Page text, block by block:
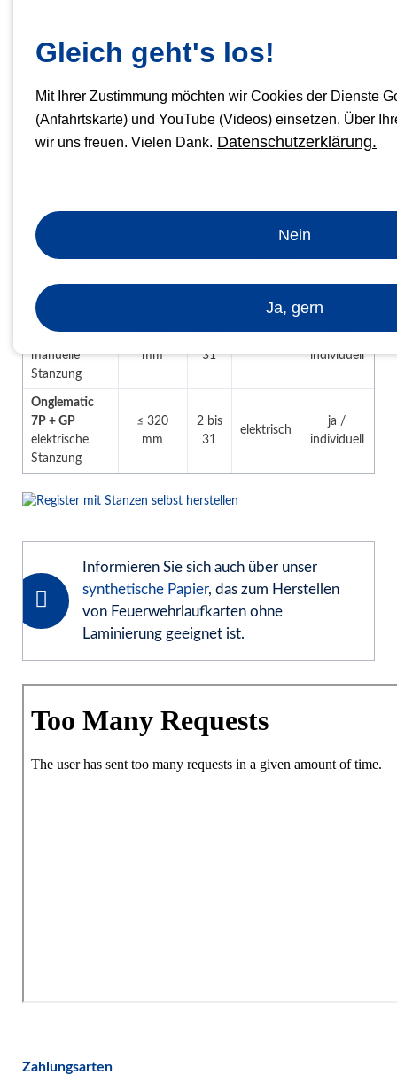
Registerstanze Formate Tabs
Tab-
Onglematic 3
manuelle
Stanzung
297 mm
2 bis
manuell nein
Onglematic 5
Stanzung
elektrisch
Onglematic 5
manuelle
Stanzung
mm
31
individuell
Onglematic
7P + GP
elektrische
Stanzung
≤ 320
mm
2 bis
31
elektrisch
ja /
individuell
Informieren Sie sich auch über unser
synthetische Papier, das zum Herstellen
von Feuerwehrlaufkarten ohne
Laminierung geeignet ist.
Zahlungsarten
Gleich geht's los!
Mit Ihrer Zustimmung möchten wir Cookies der Dienste
(Anfahrtskarte) und YouTube (Videos) einsetzen. Über
wir uns freuen. Vielen Dank. Datenschutzerklärung.
Nein
Ja, gern